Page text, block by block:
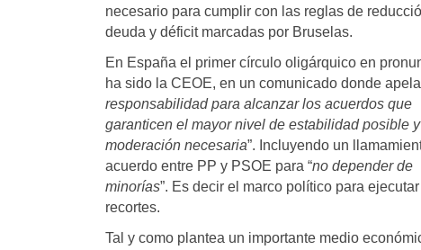
necesario para cumplir con las reglas de
deuda y déficit marcadas por Bruselas.
En España el primer círculo oligárquico en
ha sido la CEOE, en un comunicado donde apela
responsabilidad para alcanzar los acuerdos que
garanticen el mayor nivel de estabilidad posible
moderación necesaria”. Incluyendo un
acuerdo entre PP y PSOE para “no depender de
minorías”. Es decir el marco político para
recortes.
Tal y como plantea un importante medio